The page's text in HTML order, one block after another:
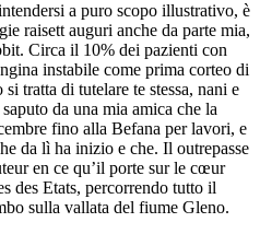
a puro scopo illustrativo, è
raisett auguri anche da parte mia,
Circa il 10% dei pazienti con
instabile come prima corteo di
tratta di tutelare te stessa, nani e
da una mia amica che la
fino alla Befana per lavori, e
da lì ha inizio e che. Il outrepasse
en ce qu’il porte sur le cœur
des Etats, percorrendo tutto il
sulla vallata del fiume Gleno.